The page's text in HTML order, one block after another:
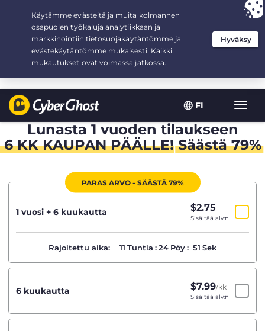
FI
Your choice:The Best Dealfor 1.5-years at $
Lunasta 1 vuoden tilaukseen
6 KK KAUPAN PÄÄLLE!Säästä 79%
PARAS ARVO - SÄÄSTÄ 79%
1 vuosi + 6 kuukautta $2.75
Sisältää alv:n
Rajoitettu aika: 11 Tuntia :24 Pöy: 50 Sek
6 kuukautta $7.99/kk
Sisältää alv:n